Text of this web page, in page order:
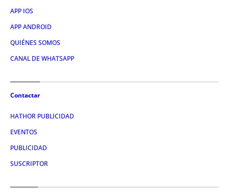
APP IOS
APP ANDROID
QUIÉNES SOMOS
CANAL DE WHATSAPP
Contactar
HATHOR PUBLICIDAD
EVENTOS
PUBLICIDAD
SUSCRIPTOR